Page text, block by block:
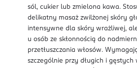
sól, cukier lub zmielona kawa.
delikatny masaż zwilżonej skóry
intensywne dla skóry wrażliwej,
u osób ze skłonnością do
przetłuszczania włosów.
szczególnie przy długich i gęstych